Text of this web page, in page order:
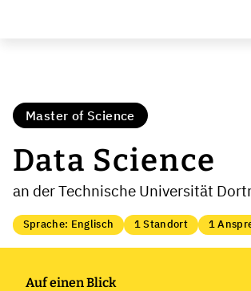
Master of Science
Data Science
an der Technische Universität
Sprache: Englisch 1 Standort 1
Auf einen Blick